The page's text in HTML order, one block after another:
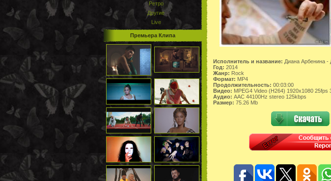
Ретро
Другие
Live
Премьера Клипа
Исполнитель и название: Диана Арбенина -
Год: 2014
Жанр: Rock
Формат: MP4
Продолжительность: 00:03:00
Видео: MPEG4 Video (H264) 1920x1080 25fps
Аудио: AAC 44100Hz stereo 125kbps
Размер: 75.26 Mb